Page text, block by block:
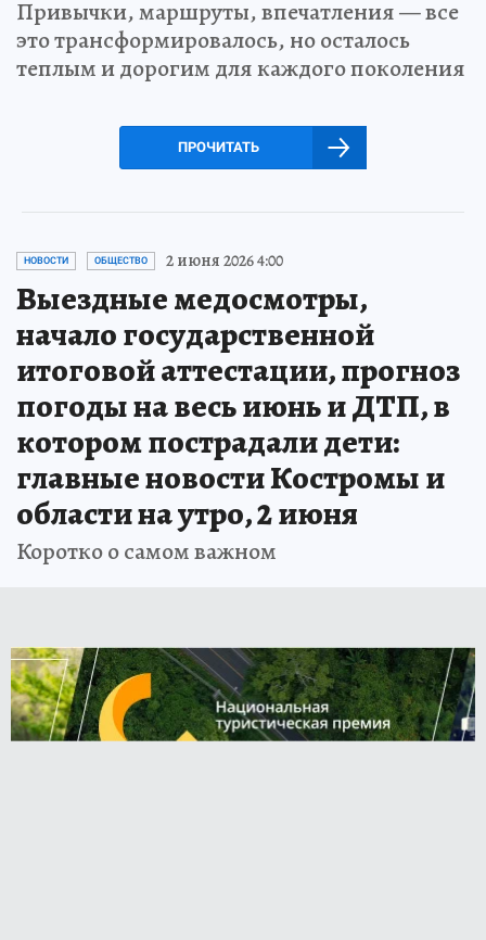
Привычки, маршруты, впечатления — все
это трансформировалось, но осталось
теплым и дорогим для каждого поколения
ПРОЧИТАТЬ
НОВОСТИ ОБЩЕСТВО 2 июня 2026 4:00
Выездные медосмотры,
начало государственной
итоговой аттестации, прогноз
погоды на весь июнь и ДТП, в
котором пострадали дети:
главные новости Костромы и
области на утро, 2 июня
Коротко о самом важном